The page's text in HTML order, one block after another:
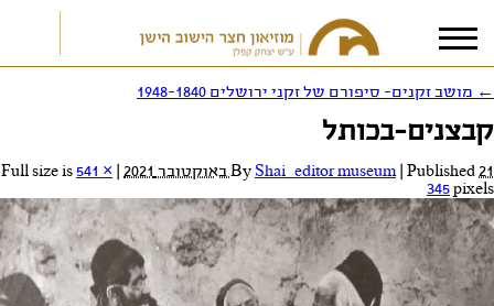
אני מאשר/ת אתתנאי הפרטיות
← מושב זקנים- סיפורם של זקני ירושלים 1948-1840
קבצנים-בכותל
By Shai_editor museum Published21 באוקטובר 2021
541 ×
345pixels